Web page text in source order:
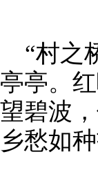
“村之
亭亭。
望碧波
乡愁如